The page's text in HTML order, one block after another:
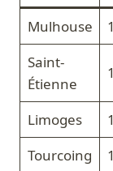
Mulhouse
Saint-
Étienne
Limoges
Tourcoing